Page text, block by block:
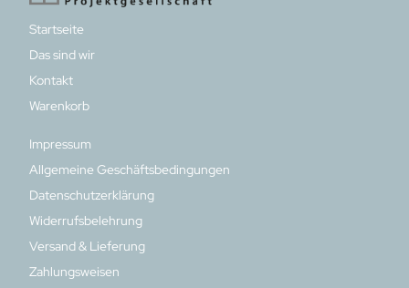
Startseite
Das sind wir
Kontakt
Warenkorb
Impressum
Allgemeine Geschäftsbedingungen
Datenschutzerklärung
Widerrufsbelehrung
Versand & Lieferung
Zahlungsweisen